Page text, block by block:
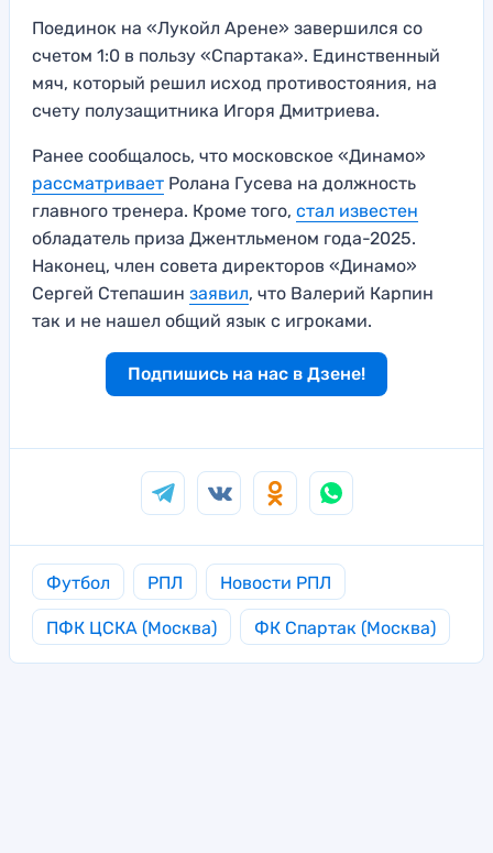
Поединок на «Лукойл Арене» завершился со
счетом 1:0 в пользу «Спартака». Единственный
мяч, который решил исход противостояния, на
счету полузащитника Игоря Дмитриева.
Ранее сообщалось, что московское «Динамо»
рассматривает Ролана Гусева на должность
главного тренера. Кроме того, стал известен
обладатель приза Джентльменом года-2025.
Наконец, член совета директоров «Динамо»
Сергей Степашин заявил, что Валерий Карпин
так и не нашел общий язык с игроками.
Подпишись на нас в Дзене!
Футбол РПЛ Новости РПЛ
ПФК ЦСКА (Москва) ФК Спартак (Москва)